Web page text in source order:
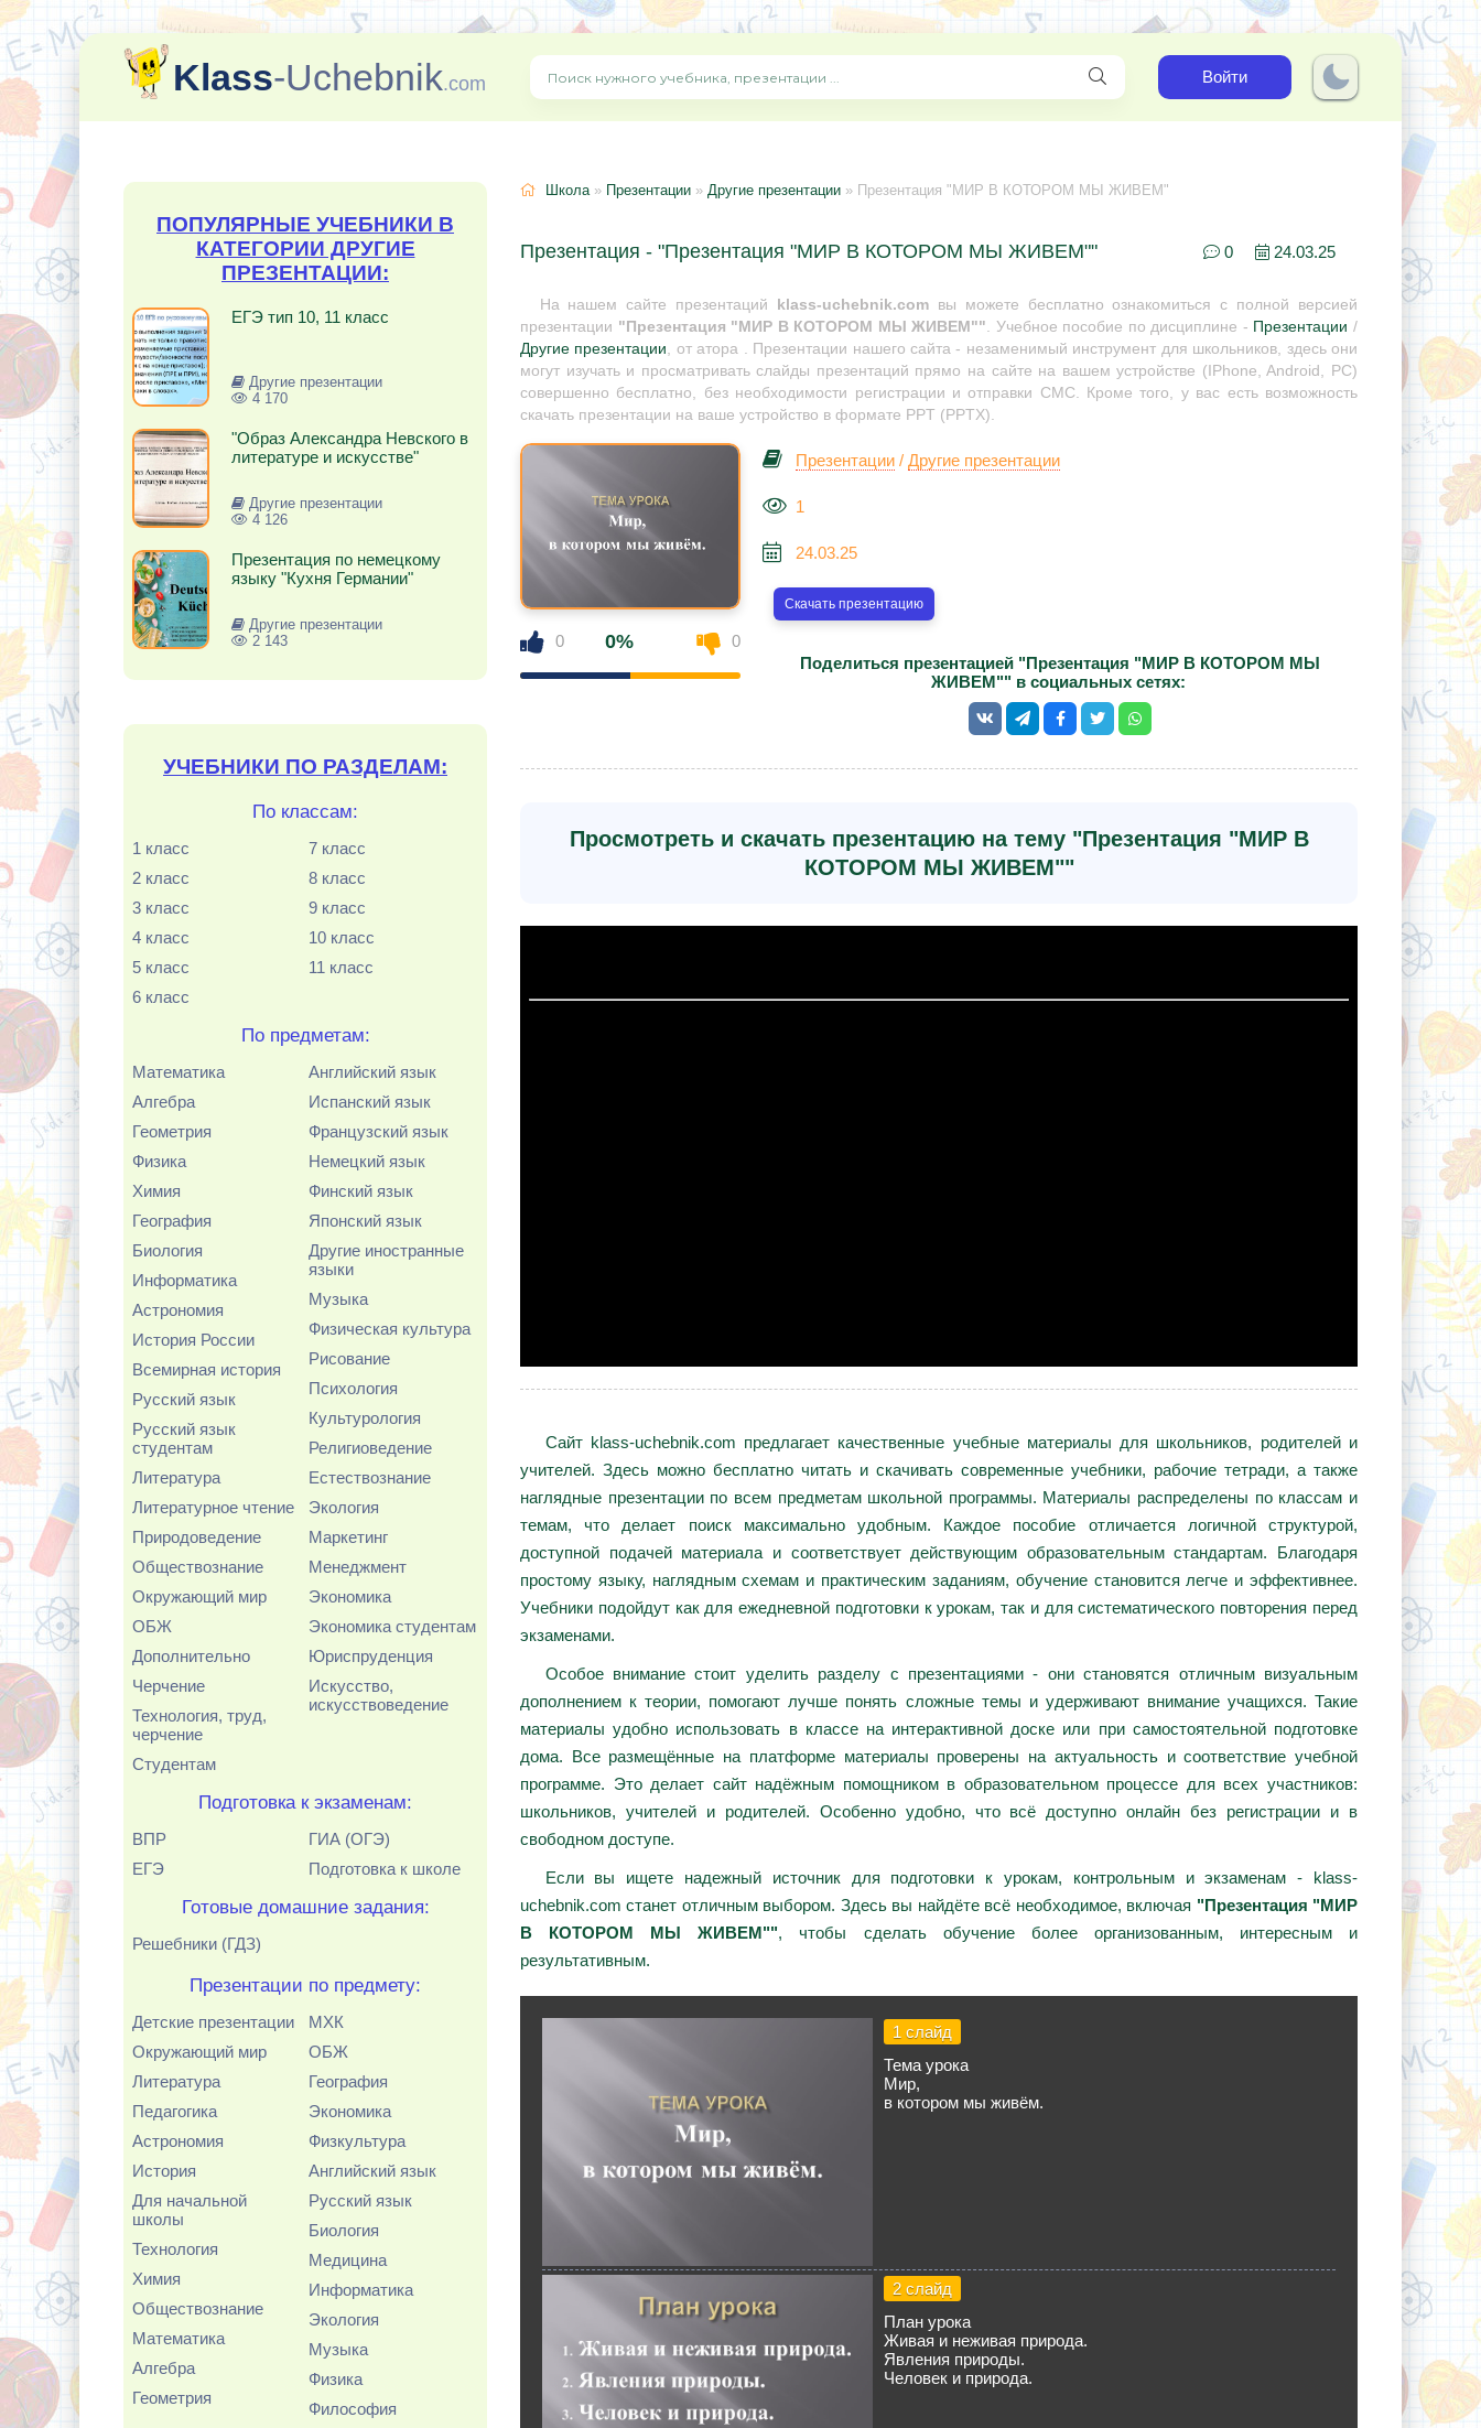
Klass-Uchebnik.com Войти
ПОПУЛЯРНЫЕ УЧЕБНИКИ В
КАТЕГОРИИ ДРУГИЕ
ПРЕЗЕНТАЦИИ:
ЕГЭ тип 10, 11 класс
Другие презентации
4 170
"Образ Александра Невского в
литературе и искусстве"
Другие презентации
4 126
Презентация по немецкому
языку "Кухня Германии"
Другие презентации
2 143
УЧЕБНИКИ ПО РАЗДЕЛАМ:
По классам:
1 класс
2 класс
3 класс
4 класс
5 класс
6 класс
7 класс
8 класс
9 класс
10 класс
11 класс
По предметам:
Математика
Алгебра
Геометрия
Физика
Химия
География
Биология
Информатика
Астрономия
История России
Всемирная история
Русский язык
Русский язык
студентам
Литература
Литературное чтение
Природоведение
Обществознание
Окружающий мир
ОБЖ
Дополнительно
Черчение
Технология, труд,
черчение
Студентам
Английский язык
Испанский язык
Французский язык
Немецкий язык
Финский язык
Японский язык
Другие иностранные
языки
Музыка
Физическая культура
Рисование
Психология
Культурология
Религиоведение
Естествознание
Экология
Маркетинг
Менеджмент
Экономика
Экономика студентам
Юриспруденция
Искусство,
искусствоведение
Подготовка к экзаменам:
ВПР
ЕГЭ
ГИА (ОГЭ)
Подготовка к школе
Готовые домашние задания:
Решебники (ГДЗ)
Презентации по предмету:
Детские презентации
Окружающий мир
Литература
Педагогика
Астрономия
История
Для начальной
школы
Технология
Химия
Обществознание
Математика
Алгебра
Геометрия
МХК
ОБЖ
География
Экономика
Физкультура
Английский язык
Русский язык
Биология
Медицина
Информатика
Экология
Музыка
Физика
Философия
Школа» Презентации » Другие презентации » Презентация "МИР В КОТОРОМ МЫ ЖИВЕМ"
Презентация - "Презентация "МИР В КОТОРОМ МЫ ЖИВЕМ"" 0 24.03.25
На нашем сайте презентаций klass-uchebnik.comвы можете бесплатно ознакомиться с полной версией
презентации "Презентация "МИР В КОТОРОМ МЫ ЖИВЕМ"". Учебное пособие по дисциплине - Презентации /
Другие презентации, от атора . Презентации нашего сайта - незаменимый инструмент для школьников, здесь они
могут изучать и просматривать слайды презентаций прямо на сайте на вашем устройстве (IPhone, Android, PC)
совершенно бесплатно, без необходимости регистрации и отправки СМС. Кроме того, у вас есть возможность
скачать презентации на ваше устройство в формате PPT (PPTX).
0 0% 0
Презентации / Другие презентации
1
24.03.25
Скачать презентацию
Поделиться презентацией "Презентация "МИР В КОТОРОМ МЫ
ЖИВЕМ"" в социальных сетях:
Просмотреть и скачать презентацию на тему "Презентация "МИР В
КОТОРОМ МЫ ЖИВЕМ""
Сайт klass-uchebnik.com предлагает качественные учебные материалы для школьников, родителей и
учителей. Здесь можно бесплатно читать и скачивать современные учебники, рабочие тетради, а также
наглядные презентации по всем предметам школьной программы. Материалы распределены по классам и
темам, что делает поиск максимально удобным. Каждое пособие отличается логичной структурой,
доступной подачей материала и соответствует действующим образовательным стандартам. Благодаря
простому языку, наглядным схемам и практическим заданиям, обучение становится легче и эффективнее.
Учебники подойдут как для ежедневной подготовки к урокам, так и для систематического повторения перед
экзаменами.
Особое внимание стоит уделить разделу с презентациями - они становятся отличным визуальным
дополнением к теории, помогают лучше понять сложные темы и удерживают внимание учащихся. Такие
материалы удобно использовать в классе на интерактивной доске или при самостоятельной подготовке
дома. Все размещённые на платформе материалы проверены на актуальность и соответствие учебной
программе. Это делает сайт надёжным помощником в образовательном процессе для всех участников:
школьников, учителей и родителей. Особенно удобно, что всё доступно онлайн без регистрации и в
свободном доступе.
Если вы ищете надежный источник для подготовки к урокам, контрольным и экзаменам - klass-
uchebnik.com станет отличным выбором. Здесь вы найдёте всё необходимое, включая "Презентация "МИР
В КОТОРОМ МЫ ЖИВЕМ"", чтобы сделать обучение более организованным, интересным и
результативным.
1 слайд
Тема урока
Мир,
в котором мы живём.
2 слайд
План урока
Живая и неживая природа.
Явления природы.
Человек и природа.